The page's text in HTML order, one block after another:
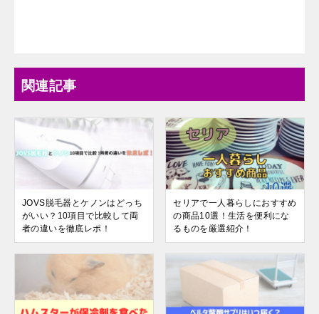
関連記事
JOVS脱毛器とケノンはどっち
がいい？10項目で比較して両
者の違いを徹底レポ！
セリアで一人暮らしにおすすめ
の商品10選！生活を便利にな
るものを厳選紹介！